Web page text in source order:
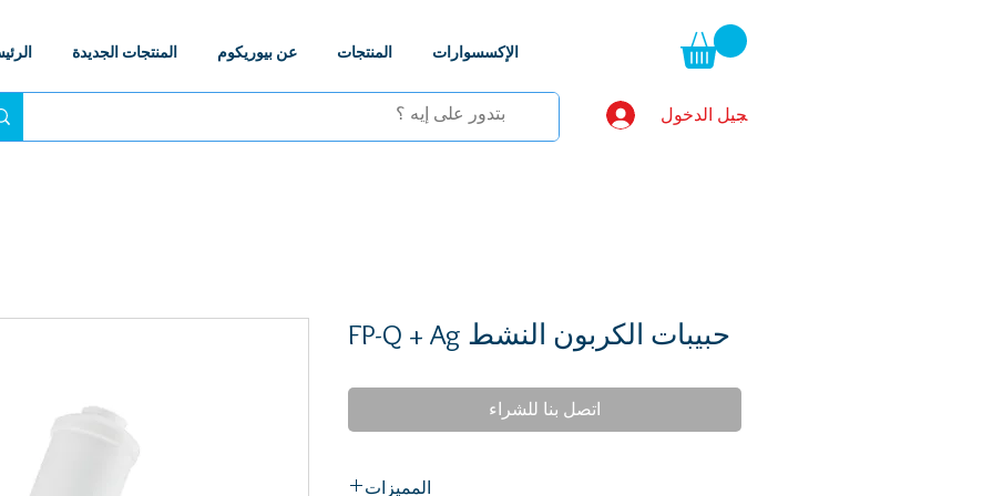
المنتجات الجديدة عن بيوريكوم المنتجات الإكسسوارات
تسجيل الدخول
حبيبات الكربون النشط FP-Q + Ag
اتصل بنا للشراء
المميزات